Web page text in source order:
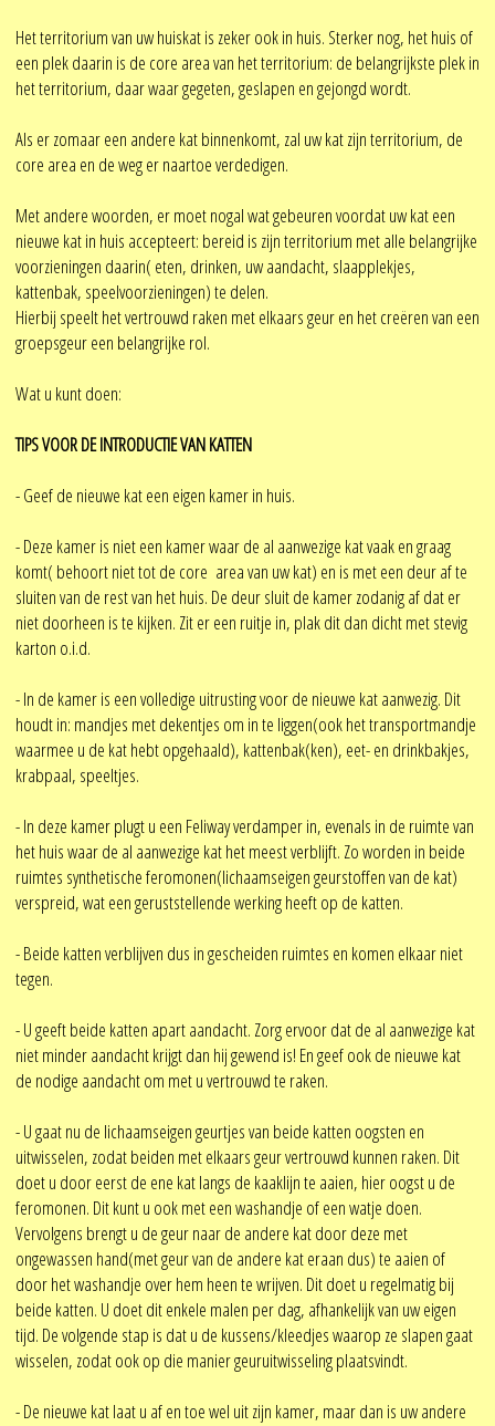
Het territorium van uw huiskat is zeker ook in huis. Sterker nog, het huis of
een plek daarin is de core area van het territorium: de belangrijkste plek in
het territorium, daar waar gegeten, geslapen en gejongd wordt.
Als er zomaar een andere kat binnenkomt, zal uw kat zijn territorium, de
core area en de weg er naartoe verdedigen.
Met andere woorden, er moet nogal wat gebeuren voordat uw kat een
nieuwe kat in huis accepteert: bereid is zijn territorium met alle belangrijke
voorzieningen daarin( eten, drinken, uw aandacht, slaapplekjes,
kattenbak, speelvoorzieningen) te delen.
Hierbij speelt het vertrouwd raken met elkaars geur en het creëren van een
groepsgeur een belangrijke rol.
Wat u kunt doen:
TIPS VOOR DE INTRODUCTIE VAN KATTEN
- Geef de nieuwe kat een eigen kamer in huis.
- Deze kamer is niet een kamer waar de al aanwezige kat vaak en graag
komt( behoort niet tot de core area van uw kat) en is met een deur af te
sluiten van de rest van het huis. De deur sluit de kamer zodanig af dat er
niet doorheen is te kijken. Zit er een ruitje in, plak dit dan dicht met stevig
karton o.i.d.
- In de kamer is een volledige uitrusting voor de nieuwe kat aanwezig. Dit
houdt in: mandjes met dekentjes om in te liggen(ook het transportmandje
waarmee u de kat hebt opgehaald), kattenbak(ken), eet- en drinkbakjes,
krabpaal, speeltjes.
- In deze kamer plugt u een Feliway verdamper in, evenals in de ruimte van
het huis waar de al aanwezige kat het meest verblijft. Zo worden in beide
ruimtes synthetische feromonen(lichaamseigen geurstoffen van de kat)
verspreid, wat een geruststellende werking heeft op de katten.
- Beide katten verblijven dus in gescheiden ruimtes en komen elkaar niet
tegen.
- U geeft beide katten apart aandacht. Zorg ervoor dat de al aanwezige kat
niet minder aandacht krijgt dan hij gewend is! En geef ook de nieuwe kat
de nodige aandacht om met u vertrouwd te raken.
- U gaat nu de lichaamseigen geurtjes van beide katten oogsten en
uitwisselen, zodat beiden met elkaars geur vertrouwd kunnen raken. Dit
doet u door eerst de ene kat langs de kaaklijn te aaien, hier oogst u de
feromonen. Dit kunt u ook met een washandje of een watje doen.
Vervolgens brengt u de geur naar de andere kat door deze met
ongewassen hand(met geur van de andere kat eraan dus) te aaien of
door het washandje over hem heen te wrijven. Dit doet u regelmatig bij
beide katten. U doet dit enkele malen per dag, afhankelijk van uw eigen
tijd. De volgende stap is dat u de kussens/kleedjes waarop ze slapen gaat
wisselen, zodat ook op die manier geuruitwisseling plaatsvindt.
- De nieuwe kat laat u af en toe wel uit zijn kamer, maar dan is uw andere